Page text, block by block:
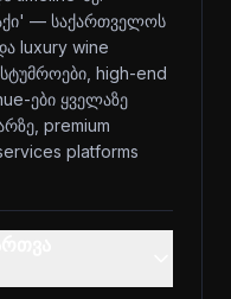
— საქართველოს
luxury wine
high-end
ები ყველაზე
premium
platforms